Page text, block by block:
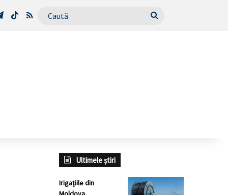
Telegram
TikTokRSS Caută
Ultimele știri
Irigațiile din